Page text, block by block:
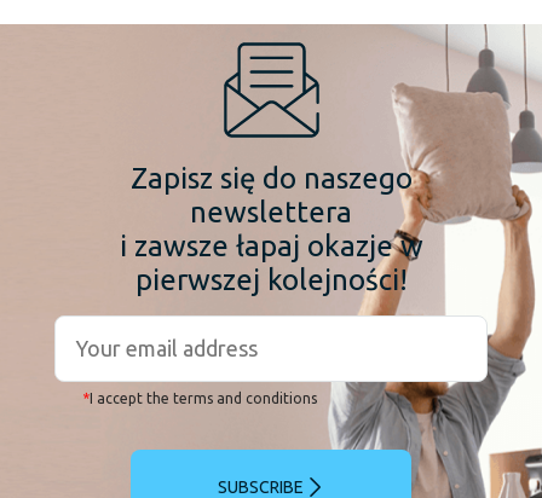
Zapisz się do naszego
newslettera
i zawsze łapaj okazje w
pierwszej kolejności!
* I accept the terms and conditions
SUBSCRIBE